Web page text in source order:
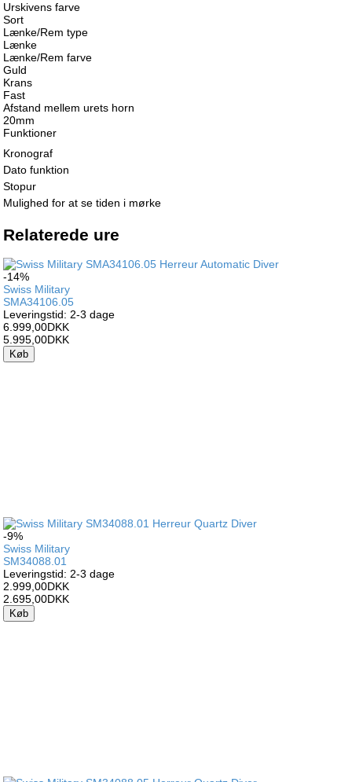
Urskivens farve
Sort
Lænke/Rem type
Lænke
Lænke/Rem farve
Guld
Krans
Fast
Afstand mellem urets horn
20mm
Funktioner
Kronograf
Dato funktion
Stopur
Mulighed for at se tiden i mørke
Relaterede ure
-14%
Swiss Military
SMA34106.05
Leveringstid: 2-3 dage
6.999,00DKK
5.995,00DKK
Køb
-9%
Swiss Military
SM34088.01
Leveringstid: 2-3 dage
2.999,00DKK
2.695,00DKK
Køb